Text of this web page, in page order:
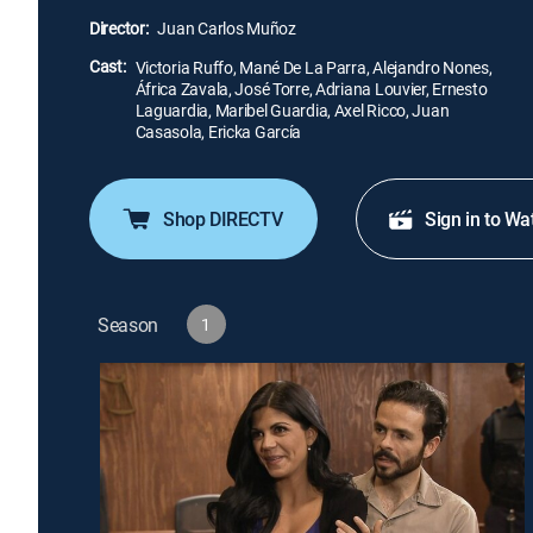
Director: Juan Carlos Muñoz
Cast: Victoria Ruffo, Mané De La Parra, Alejandro Nones,
África Zavala, José Torre, Adriana Louvier, Ernesto
Laguardia, Maribel Guardia, Axel Ricco, Juan
Casasola, Ericka García
Shop DIRECTV Sign in to
Season 1